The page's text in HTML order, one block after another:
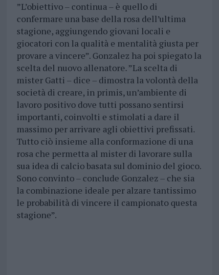
”L’obiettivo – continua – è quello di
confermare una base della rosa dell’ultima
stagione, aggiungendo giovani locali e
giocatori con la qualità e mentalità giusta per
provare a vincere”. Gonzalez ha poi spiegato la
scelta del nuovo allenatore. ”La scelta di
mister Gatti – dice – dimostra la volontà della
società di creare, in primis, un’ambiente di
lavoro positivo dove tutti possano sentirsi
importanti, coinvolti e stimolati a dare il
massimo per arrivare agli obiettivi prefissati.
Tutto ciò insieme alla conformazione di una
rosa che permetta al mister di lavorare sulla
sua idea di calcio basata sul dominio del gioco.
Sono convinto – conclude Gonzalez – che sia
la combinazione ideale per alzare tantissimo
le probabilità di vincere il campionato questa
stagione”.